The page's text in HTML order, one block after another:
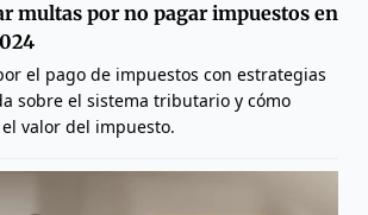
multas por no pagar impuestos en
el pago de impuestos con estrategias
sobre el sistema tributario y cómo
valor del impuesto.